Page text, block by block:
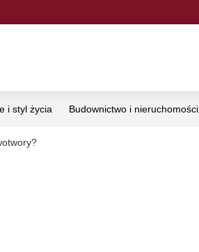
i styl życia Budownictwo i nieruchomości